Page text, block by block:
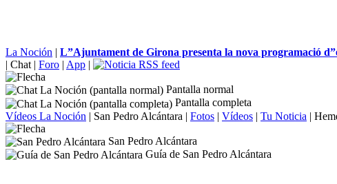
La Noción | L”Ajuntament de Girona presenta la nova programació
| Chat | Foro | App |
Pantalla normal
Pantalla completa
Vídeos La Noción | San Pedro Alcántara | Fotos | Vídeos | Tu Noticia |
San Pedro Alcántara
Guía de San Pedro Alcántara